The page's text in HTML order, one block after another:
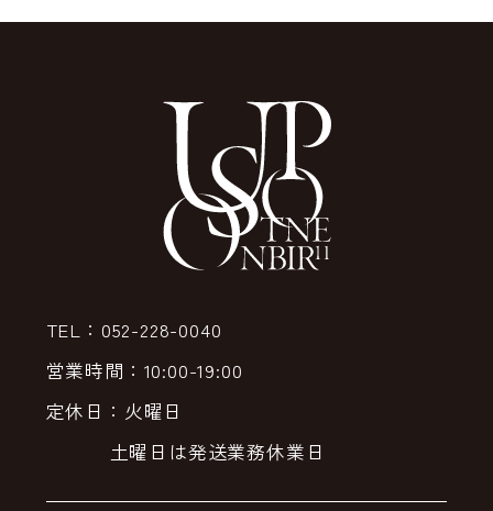
TEL：052-228-0040
営業時間：10:00-19:00
定休日：火曜日
土曜日は発送業務休業日